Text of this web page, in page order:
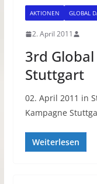
AKTIONEN GLOBAL
2. April 2011
3rd
Stuttgart
02. April 2011 in
Kampagne
Weiterlesen